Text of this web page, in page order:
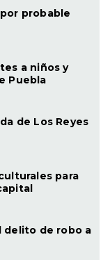
probable
a niños y
Puebla
de Los Reyes
para
delito de robo a